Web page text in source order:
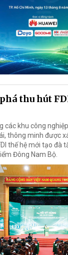
thu hút
các khu công
thông minh được
thế hệ mới tạo đà
Đông Nam Bộ.